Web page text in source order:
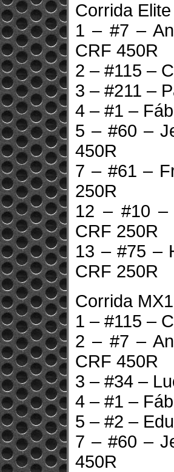
Corrida
1 – #7 –
CRF 450R
2 – #115 –
3 – #211 –
4 – #1 –
5 – #60 –
450R
7 – #61 –
250R
12 – #10 –
CRF 250R
13 – #75 –
CRF 250R
Corrida MX1
1 – #115 –
2 – #7 –
CRF 450R
3 – #34 –
4 – #1 –
5 – #2 –
7 – #60 –
450R